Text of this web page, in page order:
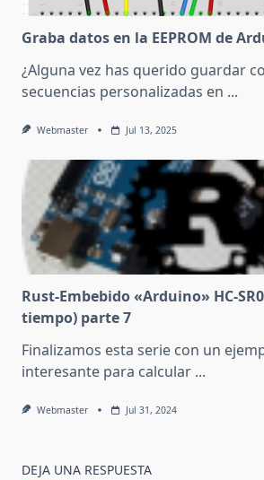
Graba datos en la EEPROM de
¿Alguna vez has querido guardar
secuencias personalizadas en ...
Webmaster Jul 13, 2025
Rust-Embebido «Arduino» HC-
tiempo) parte 7
Finalizamos esta serie con un
interesante para calcular ...
Webmaster Jul 31, 2024
DEJA UNA RESPUESTA